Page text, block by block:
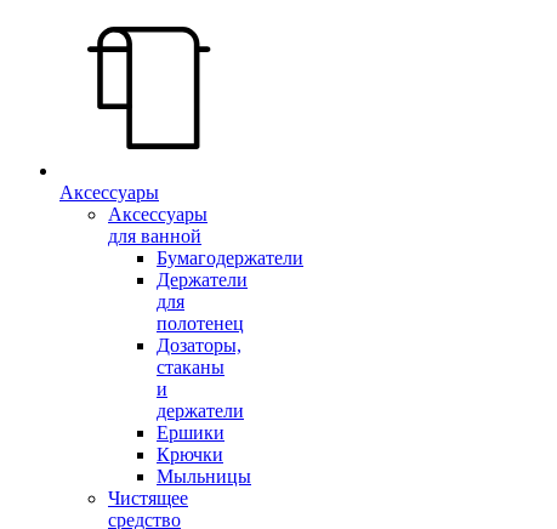
Аксессуары
Аксессуары
для ванной
Бумагодержатели
Держатели
для
полотенец
Дозаторы,
стаканы
и
держатели
Ершики
Крючки
Мыльницы
Чистящее
средство